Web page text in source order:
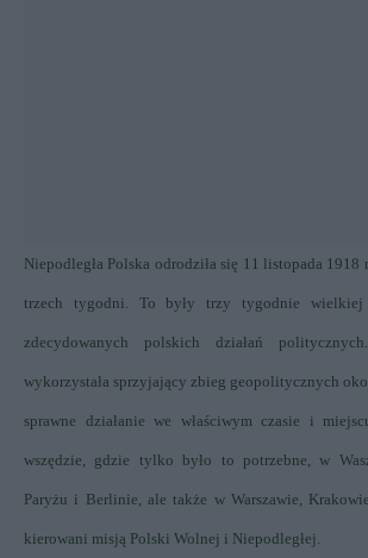
Niepodległa Polska odrodziła się 11 listopada
trzech tygodni. To były trzy tygodnie
zdecydowanych polskich działań
wykorzystała sprzyjający zbieg geopolitycznych
sprawne działanie we właściwym czasie i
wszędzie, gdzie tylko było to potrzebne, w
Paryżu i Berlinie, ale także w Warszawie,
kierowani misją Polski Wolnej i Niepodległej.